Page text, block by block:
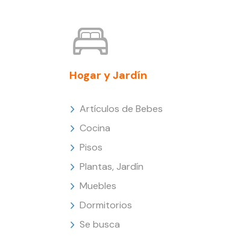
Hogar y Jardín
Artículos de Bebes
Cocina
Pisos
Plantas, Jardín
Muebles
Dormitorios
Se busca